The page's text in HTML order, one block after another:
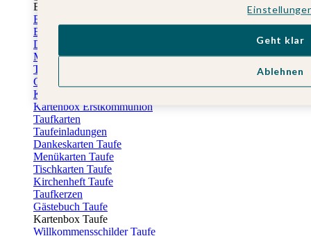
Eventplattform
Erstkommunionskarten
Einladungen Erstkommunion
Danksagung Erstkommunion
Menükarten Erstkommunion
Tischkarten Erstkommunion
Gästebuch Erstkommunion
Kerzen Erstkommunion
Kartenbox Erstkommunion
Taufkarten
Taufeinladungen
Dankeskarten Taufe
Menükarten Taufe
Tischkarten Taufe
Kirchenheft Taufe
Taufkerzen
Gästebuch Taufe
Kartenbox Taufe
Willkommensschilder Taufe
Ablehnen
Geht klar